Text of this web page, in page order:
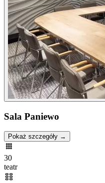
Sala Paniewo
Pokaż szczegóły →
30
teatr